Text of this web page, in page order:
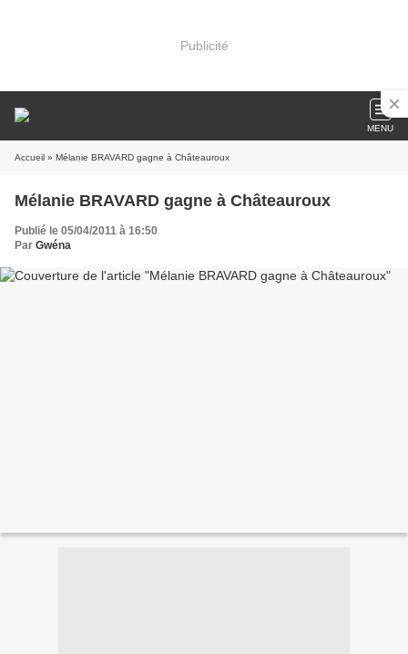
Publicité
MENU
Accueil » Mélanie BRAVARD gagne à Châteauroux
Mélanie BRAVARD gagne à Châteauroux
Publié le 05/04/2011 à 16:50
Par Gwéna